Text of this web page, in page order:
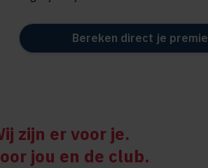
Bereken direct je premie
zijn er voor je.
jou en de club.